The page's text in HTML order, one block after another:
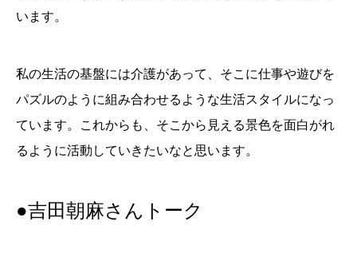
います。
私の生活の基盤には介護があって、そこに仕事や遊びを
パズルのように組み合わせるような生活スタイルになっ
ています。これからも、そこから見える景色を面白がれ
るように活動していきたいなと思います。
●吉田朝麻さんトーク